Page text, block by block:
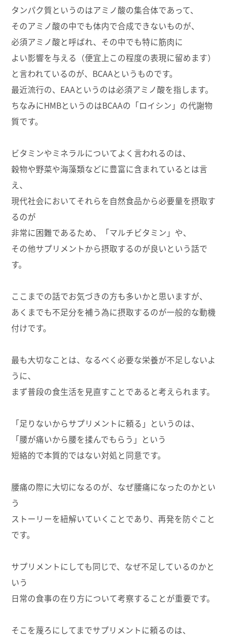
タンパク質というのはアミノ酸の集合体であって、
そのアミノ酸の中でも体内で合成できないものが、
必須アミノ酸と呼ばれ、その中でも特に筋肉に
よい影響を与える（便宜上この程度の表現に留めます）
と言われているのが、BCAAというものです。
最近流行の、EAAというのは必須アミノ酸を指します。
ちなみにHMBというのはBCAAの「ロイシン」の代謝物
質です。
ビタミンやミネラルについてよく言われるのは、
穀物や野菜や海藻類などに豊富に含まれているとは言
え、
現代社会においてそれらを自然食品から必要量を摂取す
るのが
非常に困難であるため、「マルチビタミン」や、
その他サプリメントから摂取するのが良いという話で
す。
ここまでの話でお気づきの方も多いかと思いますが、
あくまでも不足分を補う為に摂取するのが一般的な動機
付けです。
最も大切なことは、なるべく必要な栄養が不足しないよ
うに、
まず普段の食生活を見直すことであると考えられます。
「足りないからサプリメントに頼る」というのは、
「腰が痛いから腰を揉んでもらう」という
短絡的で本質的ではない対処と同意です。
腰痛の際に大切になるのが、なぜ腰痛になったのかとい
う
ストーリーを紐解いていくことであり、再発を防ぐこと
です。
サプリメントにしても同じで、なぜ不足しているのかと
いう
日常の食事の在り方について考察することが重要です。
そこを蔑ろにしてまでサプリメントに頼るのは、